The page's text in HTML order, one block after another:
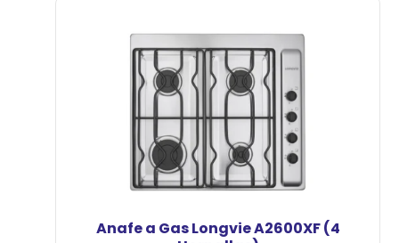
Anafe a Gas Longvie A2600XF (4